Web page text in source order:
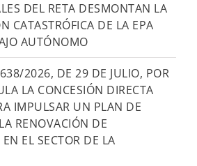
DEL RETA DESMONTAN LA
CATASTRÓFICA DE LA EPA
AUTÓNOMO
2026, DE 29 DE JULIO, POR
LA CONCESIÓN DIRECTA
IMPULSAR UN PLAN DE
RENOVACIÓN DE
EL SECTOR DE LA